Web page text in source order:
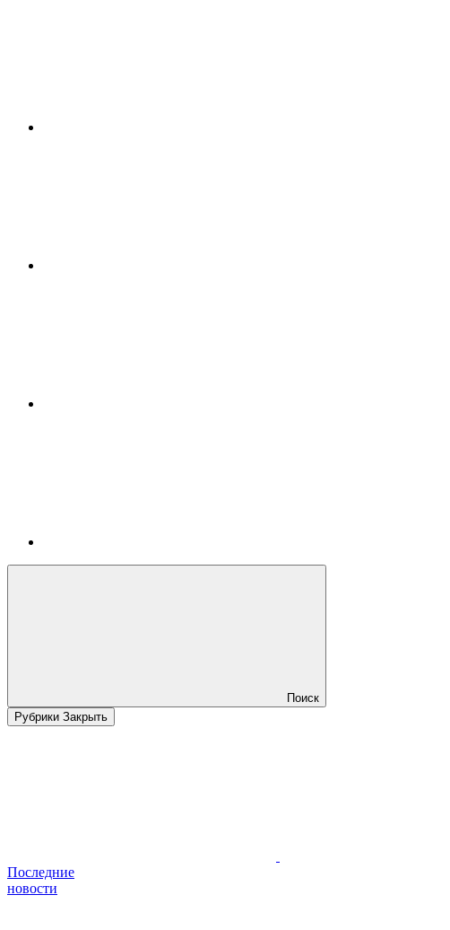
Поиск
Рубрики Закрыть
Последние
новости